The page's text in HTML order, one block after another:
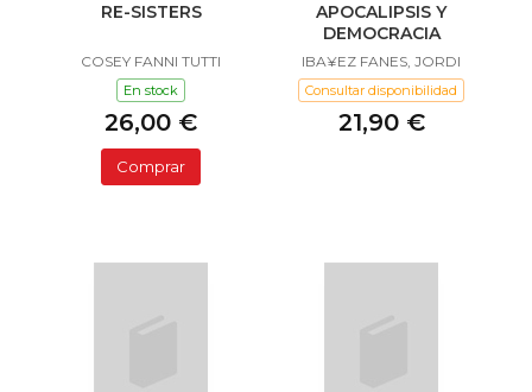
RE-SISTERS
COSEY FANNI TUTTI
En stock
26,00 €
Comprar
APOCALIPSIS Y
DEMOCRACIA
IBA¥EZ FANES, JORDI
Consultar disponibilidad
21,90 €